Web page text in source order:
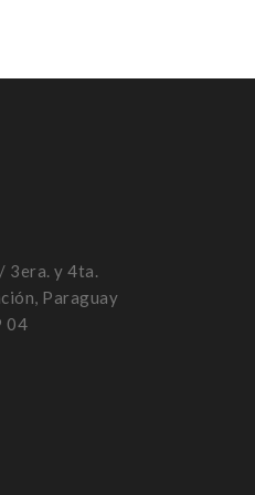
3era. y 4ta.
Paraguay
04